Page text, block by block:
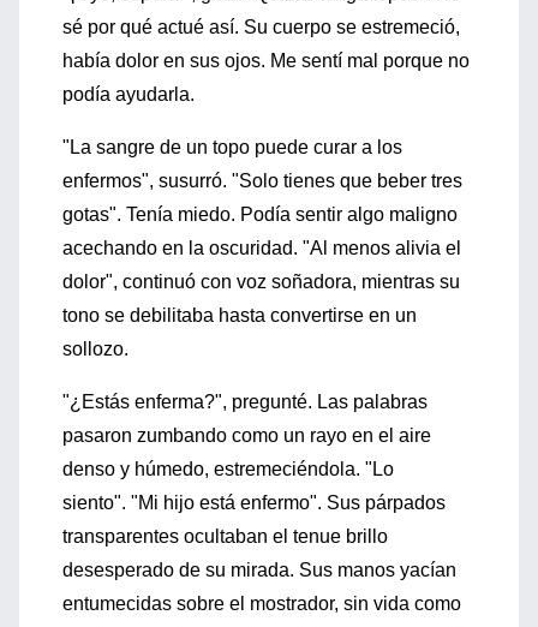
sé por qué actué así. Su cuerpo se estremeció,
había dolor en sus ojos. Me sentí mal porque no
podía ayudarla.
"La sangre de un topo puede curar a los
enfermos", susurró. "Solo tienes que beber tres
gotas". Tenía miedo. Podía sentir algo maligno
acechando en la oscuridad. "Al menos alivia el
dolor", continuó con voz soñadora, mientras su
tono se debilitaba hasta convertirse en un
sollozo.
"¿Estás enferma?", pregunté. Las palabras
pasaron zumbando como un rayo en el aire
denso y húmedo, estremeciéndola. "Lo
siento". "Mi hijo está enfermo". Sus párpados
transparentes ocultaban el tenue brillo
desesperado de su mirada. Sus manos yacían
entumecidas sobre el mostrador, sin vida como